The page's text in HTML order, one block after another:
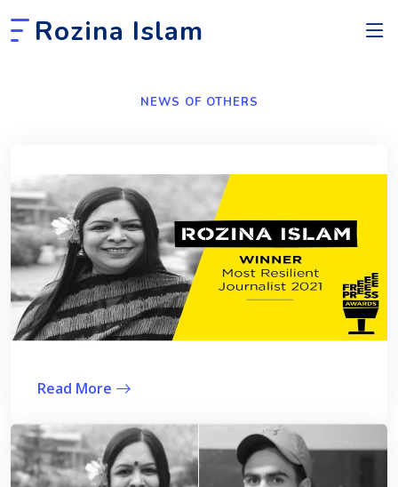
Rozina Islam
NEWS OF OTHERS
Read More